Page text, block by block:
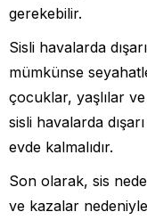
gerekebilir.
Sisli havalarda
mümkünse
çocuklar, yaşlılar
sisli havalarda
evde kalmalıdır.
Son olarak, sis
ve kazalar